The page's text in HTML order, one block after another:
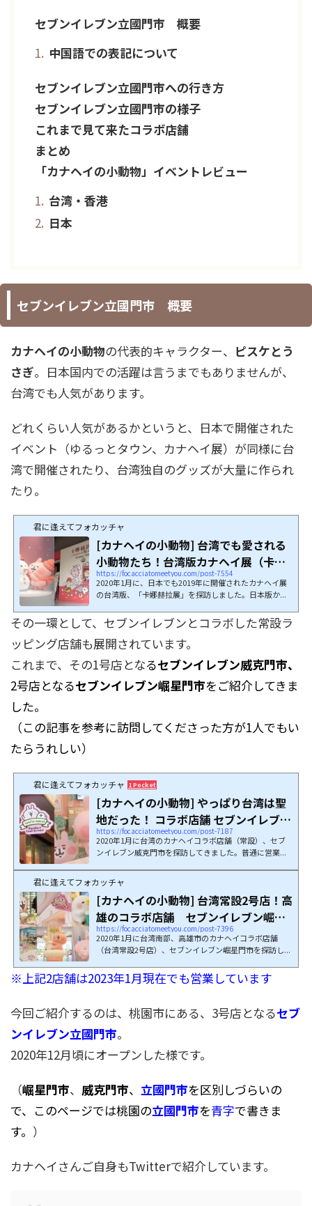
セブンイレブン立國門市 概要
中国語での表記について
セブンイレブン立國門市への行き方
セブンイレブン立國門市の様子
これまで見て来たコラボ店舗
まとめ
「カナヘイの小動物」イベントレビュー
台湾・香港
日本
セブンイレブン立國門市 概要
カナヘイの小動物の代表的キャラクター、 ピスケとう
さぎ。日本国内での活躍は言うまでもありませんが、
台湾でも人気があります。
どれくらい人気があるかというと、日本で開催された
イベント（ゆるっとタウン、カナヘイ展）が同様に台
湾で開催されたり、台湾独自のグッズが大量に作られ
たり。
君に逢えてフォカッチャ
[カナヘイの小動物] 台湾でも愛される
小動物たち！台湾版カナヘイ展（卡娜
赫拉展）...
https://focacciatomeetyou.com/post-7554
2020年1月に、日本でも2019年に開催されたカナヘイ展
の台湾版、「卡娜赫拉展」を探訪しました。日本版か...
その一環として、セブンイレブンとコラボした常設ラ
ッピング店舗も展開されています。
これまで、その1号店となるセブンイレブン威克門市、
2号店となるセブンイレブン崛星門市をご紹介してきま
した。
（この記事を参考に訪問してくださった方が1人でもい
たらうれしい）
君に逢えてフォカッチャ 1 Pocket
[カナヘイの小動物] やっぱり台湾は聖
地だった！ コラボ店舗 セブンイレブン
威克門...
https://focacciatomeetyou.com/post-7187
2020年1月に台湾のカナヘイコラボ店舗（常設）、セブ
ンイレブン威克門市を探訪してきました。普通に営業...
君に逢えてフォカッチャ
[カナヘイの小動物] 台湾常設2号店！高
雄のコラボ店舗 セブンイレブン崛星
門市
https://focacciatomeetyou.com/post-7396
2020年1月に台湾南部、高雄市のカナヘイコラボ店舗
（台湾常設2号店）、セブンイレブン崛星門市を探訪し...
※上記2店舗は2023年1月現在でも営業しています
今回ご紹介するのは、桃園市にある、3号店となるセブ
ンイレブン立國門市。
2020年12月頃にオープンした様です。
（崛星門市、 威克門市、 立國門市を区別しづらいの
で、このページでは桃園の立國門市を青字で書きま
す。 ）
カナヘイさんご自身もTwitterで紹介しています。